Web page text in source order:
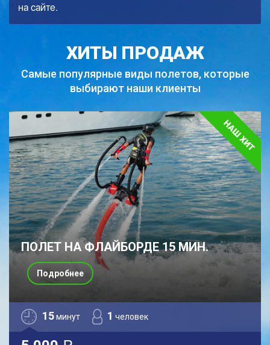
на сайте.
ХИТЫ ПРОДАЖ
Самые популярные виды полетов, которые
выбирают наши клиенты
ПОЛЕТ НА ФЛАЙБОРДЕ 15 МИН.
15минут 1 человек
Подробнее